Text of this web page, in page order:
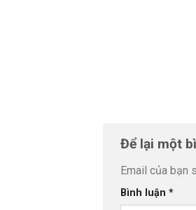
Để lại một
Email của bạn
Bình luận *